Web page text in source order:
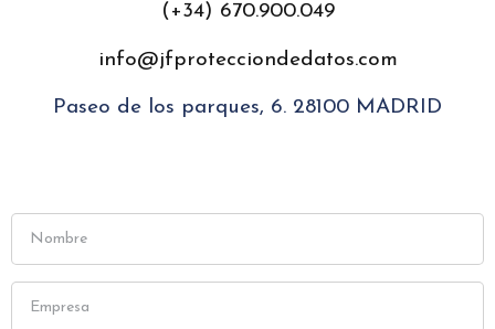
(+34) 670.900.049
info@jfprotecciondedatos.com
Paseo de los parques, 6. 28100 MADRID